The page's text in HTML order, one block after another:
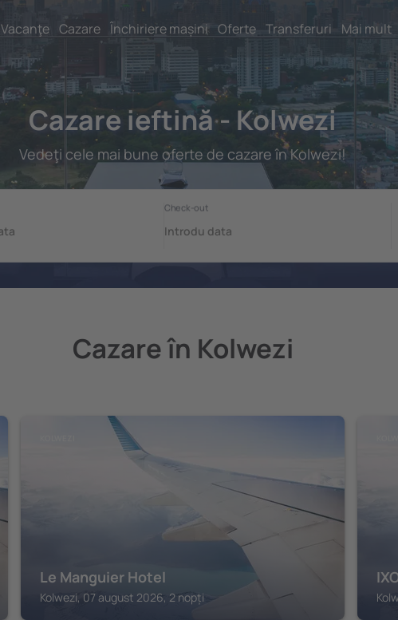
Vacanţe Cazare Închiriere mașini Oferte Transferuri Mai mult
Cazare ieftină - Kolwezi
Vedeţi cele mai bune oferte de cazare în Kolwezi!
Cazare în Kolwezi
Le Manguier Hotel
Kolwezi, 07 august 2026, 2 nopți